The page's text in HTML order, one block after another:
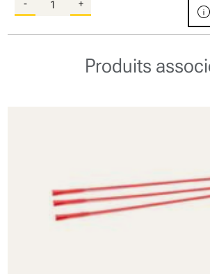
- +
Produits